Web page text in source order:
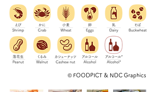
©️ FOODPICT & NDC Graphics